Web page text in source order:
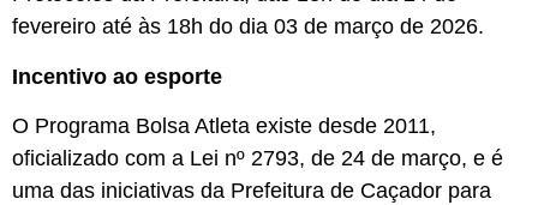
fevereiro até às 18h do dia 03 de março de 2026.
Incentivo ao esporte
O Programa Bolsa Atleta existe desde 2011,
oficializado com a Lei nº 2793, de 24 de março, e é
uma das iniciativas da Prefeitura de Caçador para